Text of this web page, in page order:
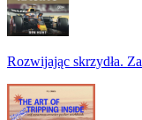
Rozwijając skrzydła.